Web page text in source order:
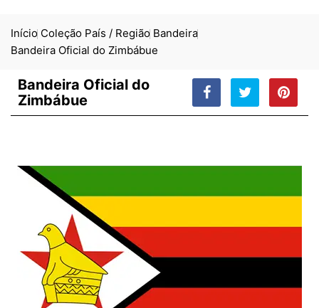
Início Coleção País / Região Bandeira
Bandeira Oficial do Zimbábue
Bandeira Oficial do
Zimbábue